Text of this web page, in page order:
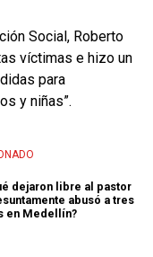
Social, Roberto
víctimas e hizo un
para
y niñas”.
dejaron libre al pastor
abusó a tres
en Medellín?